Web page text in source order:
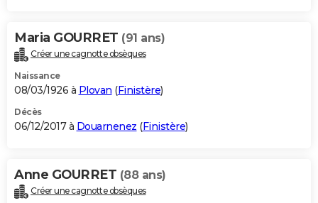
Maria GOURRET (91 ans)
Créer une cagnotte obsèques
Naissance
08/03/1926 à Plovan (Finistère)
Décès
06/12/2017 à Douarnenez (Finistère)
Anne GOURRET (88 ans)
Créer une cagnotte obsèques